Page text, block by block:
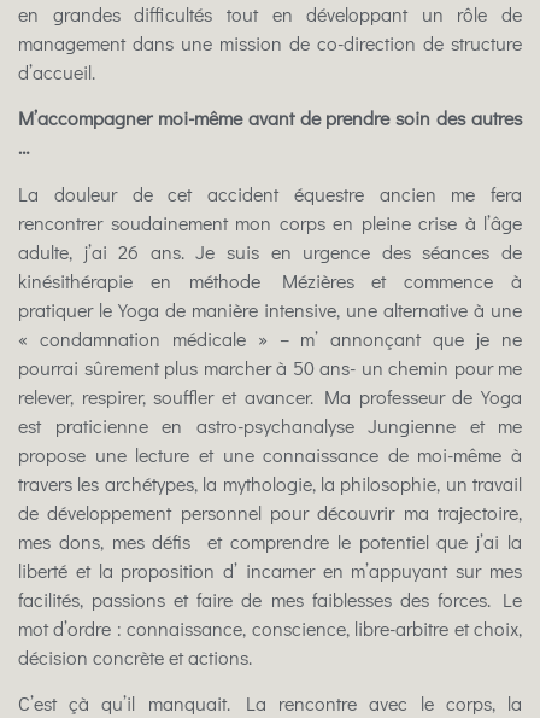
en grandes difficultés tout en développant un rôle de
management dans une mission de co-direction de structure
d’accueil.
M’accompagner moi-même avant de prendre soin des autres
…
La douleur de cet accident équestre ancien me fera
rencontrer soudainement mon corps en pleine crise à l’âge
adulte, j’ai 26 ans. Je suis en urgence des séances de
kinésithérapie en méthode Mézières et commence à
pratiquer le Yoga de manière intensive, une alternative à une
« condamnation médicale » – m’ annonçant que je ne
pourrai sûrement plus marcher à 50 ans- un chemin pour me
relever, respirer, souffler et avancer. Ma professeur de Yoga
est praticienne en astro-psychanalyse Jungienne et me
propose une lecture et une connaissance de moi-même à
travers les archétypes, la mythologie, la philosophie, un travail
de développement personnel pour découvrir ma trajectoire,
mes dons, mes défis et comprendre le potentiel que j’ai la
liberté et la proposition d’ incarner en m’appuyant sur mes
facilités, passions et faire de mes faiblesses des forces. Le
mot d’ordre : connaissance, conscience, libre-arbitre et choix,
décision concrète et actions.
C’est çà qu’il manquait. La rencontre avec le corps, la